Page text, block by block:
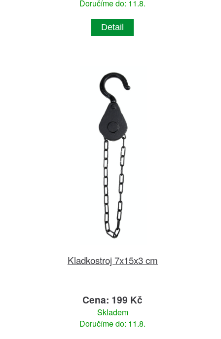
Doručíme do: 11.8.
Detail
Kladkostroj 7x15x3 cm
Cena: 199 Kč
Skladem
Doručíme do: 11.8.